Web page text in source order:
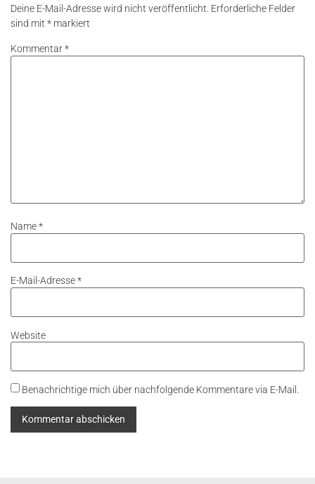
Deine E-Mail-Adresse wird nicht veröffentlicht. Erforderliche Felder
sind mit * markiert
Kommentar*
Name*
E-Mail-Adresse*
Website
Benachrichtige mich über nachfolgende Kommentare via E-Mail.